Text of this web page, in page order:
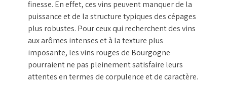
finesse. En effet, ces vins peuvent manquer de la
puissance et de la structure typiques des cépages
plus robustes. Pour ceux qui recherchent des vins
aux arômes intenses et à la texture plus
imposante, les vins rouges de Bourgogne
pourraient ne pas pleinement satisfaire leurs
attentes en termes de corpulence et de caractère.